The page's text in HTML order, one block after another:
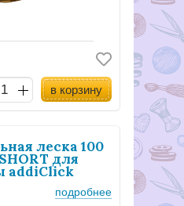
в корзину
леска 100
для
addiClick
подробнее